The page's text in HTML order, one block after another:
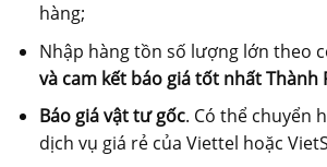
hàng;
Nhập hàng tồn số lượng lớn theo
và cam kết báo giá tốt nhất Thành
Báo giá vật tư gốc. Có thể chuyển
dịch vụ giá rẻ của Viettel hoặc